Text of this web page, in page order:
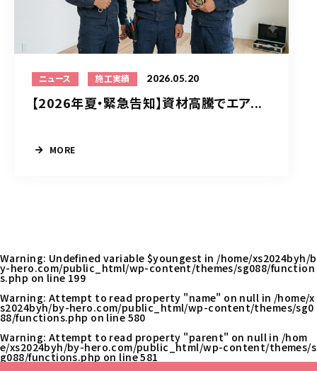
ニュース 施工実績 2026.05.20
【2026年夏・緊急告知】資材高騰でエア...
MORE
Warning: Undefined variable $youngest in /home/xs2024byh/b
y-hero.com/public_html/wp-content/themes/sg088/function
s.php on line 199
Warning: Attempt to read property "name" on null in /home/x
s2024byh/by-hero.com/public_html/wp-content/themes/sg0
88/functions.php on line 580
Warning: Attempt to read property "parent" on null in /hom
e/xs2024byh/by-hero.com/public_html/wp-content/themes/s
g088/functions.php on line581